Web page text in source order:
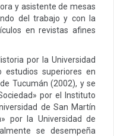
y asistente de mesas
del trabajo y con la
en revistas afines
por la Universidad
estudios superiores en
Tucumán (2002), y se
por el Instituto
de San Martín
por la Universidad de
se desempeña